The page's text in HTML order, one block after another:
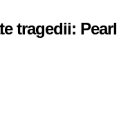
tragedii: Pearl